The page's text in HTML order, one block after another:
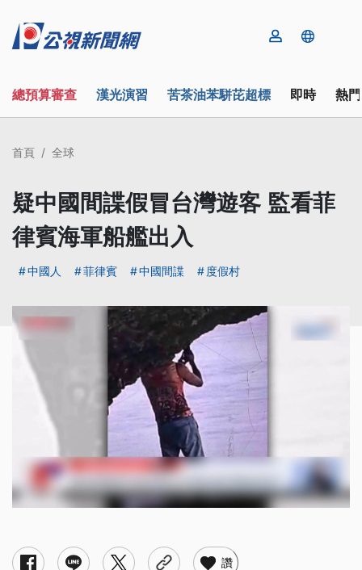
總預算審查 漢光演習 苦茶油苯駢芘超標 即時 熱
首頁 全球
疑中國間諜假冒台灣遊客 監看菲
律賓海軍船艦出入
中國人 菲律賓 中國間諜 度假村
讚